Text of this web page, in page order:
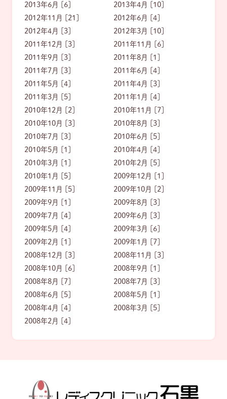
2013年6月 [6]
2013年4月 [10]
2012年11月 [21]
2012年6月 [4]
2012年4月 [3]
2012年3月 [10]
2011年12月 [3]
2011年11月 [6]
2011年9月 [3]
2011年8月 [1]
2011年7月 [3]
2011年6月 [4]
2011年5月 [4]
2011年4月 [3]
2011年3月 [5]
2011年1月 [4]
2010年12月 [2]
2010年11月 [7]
2010年10月 [3]
2010年8月 [3]
2010年7月 [3]
2010年6月 [5]
2010年5月 [1]
2010年4月 [4]
2010年3月 [1]
2010年2月 [5]
2010年1月 [5]
2009年12月 [1]
2009年11月 [5]
2009年10月 [2]
2009年9月 [1]
2009年8月 [3]
2009年7月 [4]
2009年6月 [3]
2009年5月 [4]
2009年3月 [6]
2009年2月 [1]
2009年1月 [7]
2008年12月 [3]
2008年11月 [3]
2008年10月 [6]
2008年9月 [1]
2008年8月 [7]
2008年7月 [3]
2008年6月 [5]
2008年5月 [1]
2008年4月 [4]
2008年3月 [5]
2008年2月 [4]